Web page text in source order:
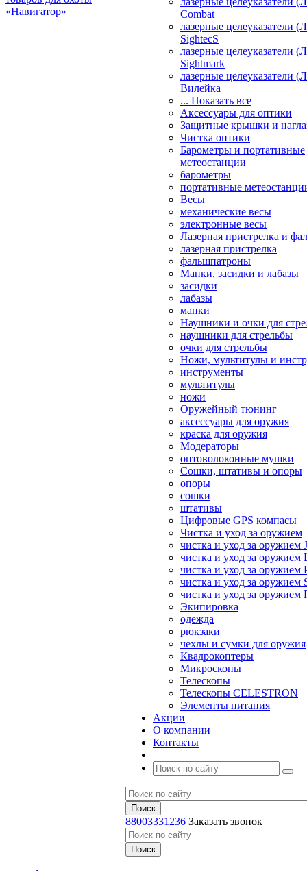
Combat
лазерные целеуказатели
SightecS
лазерные целеуказатели
Sightmark
лазерные целеуказатели
Вилейка
... Показать все
Аксессуары для оптики
Защитные крышки и
Чистка оптики
Барометры и портативные
метеостанции
барометры
портативные
Весы
механические весы
электронные весы
Лазерная пристрелка и
лазерная пристрелка
фальшпатроны
Манки, засидки и лабазы
засидки
лабазы
манки
Наушники и очки для
наушники для стрельбы
очки для стрельбы
Ножи, мультитулы и
инструменты
мультитулы
ножи
Оружейный тюнинг
аксессуары для оружия
краска для оружия
Модераторы
оптоволоконные мушки
Сошки, штативы и опоры
опоры
сошки
штативы
Цифровые GPS компасы
Чистка и уход за оружием
чистка и уход за оружием
чистка и уход за оружием
чистка и уход за оружием
чистка и уход за оружием
чистка и уход за
Экипировка
одежда
рюкзаки
чехлы и сумки для оружия
Квадрокоптеры
Микроскопы
Телескопы
Телескопы CELESTRON
Элементы питания
Акции
О компании
Контакты
88003331236 Заказать звонок